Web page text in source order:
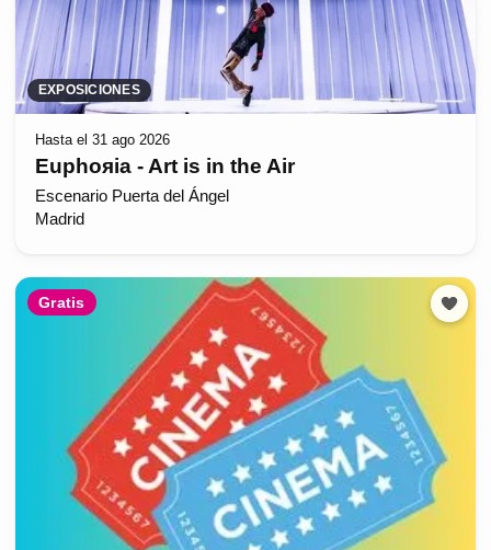
EXPOSICIONES
Hasta el 31 ago 2026
Euphoяia - Art is in the Air
Escenario Puerta del Ángel
Madrid
Gratis